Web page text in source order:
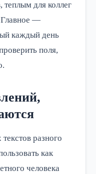
для коллег
Главное —
каждый день
поля,
разного
как
человека